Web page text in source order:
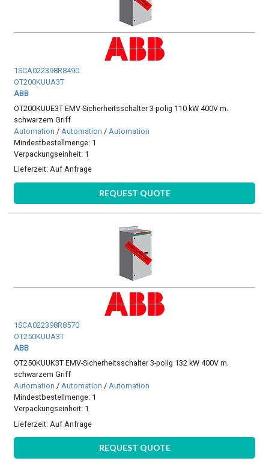
1SCA022398R8490
OT200KUUA3T
ABB
OT200KUUE3T EMV-Sicherheitsschalter 3-polig 110 kW 400V m.
schwarzem Griff
Automation / Automation / Automation
Mindestbestellmenge: 1
Verpackungseinheit: 1
Lieferzeit:Auf Anfrage
REQUEST QUOTE
1SCA022398R8570
OT250KUUA3T
ABB
OT250KUUK3T EMV-Sicherheitsschalter 3-polig 132 kW 400V m.
schwarzem Griff
Automation /Automation /Automation
Mindestbestellmenge: 1
Verpackungseinheit: 1
Lieferzeit: Auf Anfrage
REQUEST QUOTE